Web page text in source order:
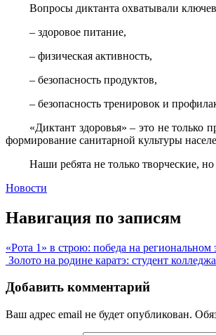
Вопросы диктанта охватывали
– здоровое питание,
– физическая активность,
– безопасность продуктов,
– безопасность тренировок и
«Диктант здоровья» – это не только
формирование санитарной культуры
Наши ребята не только творческие,
Новости
Навигация по записям
«Рота 1» в строю: победа на
Золото на родине каратэ: студент
Добавить комментарий
Ваш адрес email не будет опубликован.